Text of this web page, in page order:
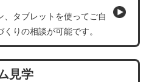
、タブレットを使ってご自
りの相談が可能です。
見学